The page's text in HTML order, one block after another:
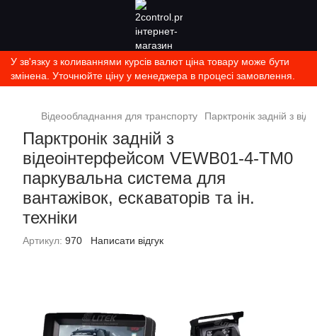
У зв'язку з коливаннями курсів валют ціна товару може бути
змінена. Уточнюйте ціну у менеджера в процесі замовлення.
Відеообладнання для транспорту Парктронік задній з
Парктронік задній з
відеоінтерфейсом VEWB01-4-TM0
паркувальна система для
вантажівок, ескаваторів та ін.
техніки
Артикул: 970 Написати відгук